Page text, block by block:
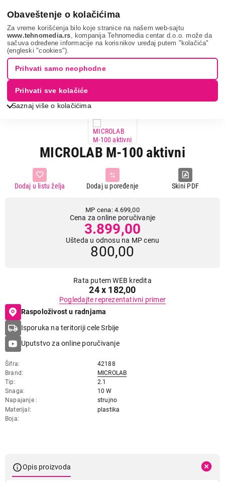
Obaveštenje o kolačićima
Za vreme korišćenja bilo koje stranice na našem web-sajtu
www.tehnomedia.rs , kompanija Tehnomedia centar d.o.o. može da
sačuva određene informacije na korisnikov uređaj putem "kolačića"
(engleski "cookies").
Saznaj više o kolačićima
Prihvati samo neophodne
Prihvati sve kolačiće
Tv, audio, video i foto Zvučnici
Zvučnici za računar
Microlab m-100 ...
17% UŠTEDA.
MICROLAB M-100 aktivni
Skini PDF
Dodaj u poređenje
Dodaj u listu želja
MP cena: 4.699,00
Cena za online poručivanje
3.899,00
Ušteda u odnosu na MP cenu
800,00
Rata putem WEB kredita
24 x 182,00
Pogledajte reprezentativni primer
Raspoloživost u radnjama
Isporuka na teritoriji cele Srbije
Uputstvo za online poručivanje
Šifra
42188
Brand
MICROLAB
Tip
2.1
Snaga
10 W
Napajanje
strujno
Materijal
plastika
Boja
Opis proizvoda